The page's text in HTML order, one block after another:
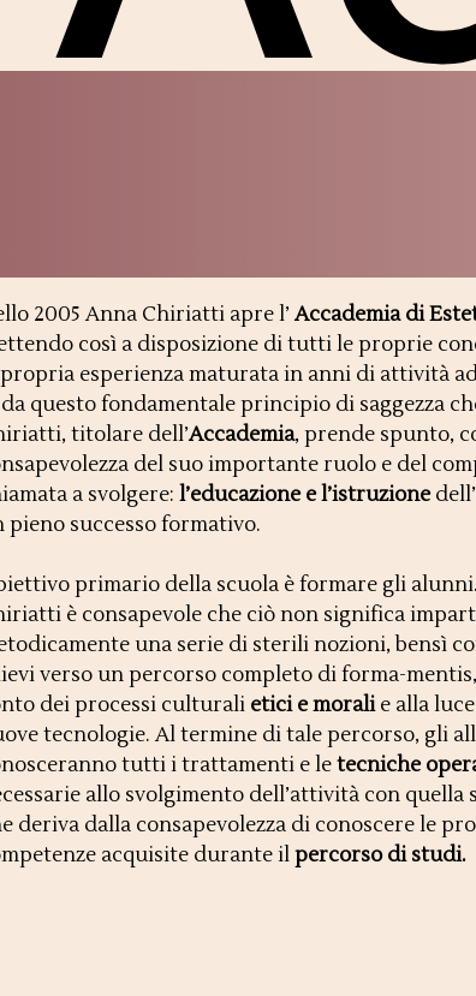
2005 Anna Chiriatti apre l’Accademia di
così a disposizione di tutti le proprie
esperienza maturata in anni di attività
da questo fondamentale principio di saggezza
titolare dell’Accademia, prende spunto,
del suo importante ruolo e del
a svolgere: l’educazione e l’istruzione
pieno successo formativo.
primario della scuola è formare gli
è consapevole che ciò non significa
una serie di sterili nozioni, bensì
verso un percorso completo di forma-
dei processi culturali etici e moralie alla
tecnologie. Al termine di tale percorso, gli
tutti i trattamenti e letecniche
allo svolgimento dell’attività con quella
deriva dalla consapevolezza di conoscere le
acquisite durante ilpercorso di studi.